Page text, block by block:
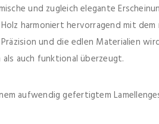
und zugleich elegante
harmoniert hervorragend mit dem
und die edlen Materialien
auch funktional überzeugt.
aufwendig gefertigtem